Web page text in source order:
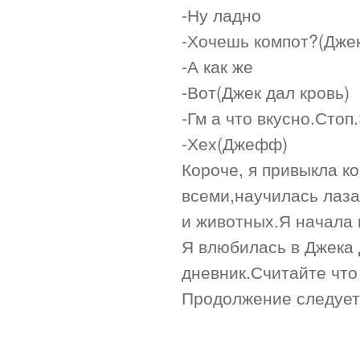
-Ну ладно
-Хочешь
-А как же
-Вот(Джек дал кровь)
-Гм а что
-Хех(Джефф)
Короче, я привыкла
всеми,научилась
и животных.Я начала
Я влюбилась в Джека
дневник.Считайте
Продолжение